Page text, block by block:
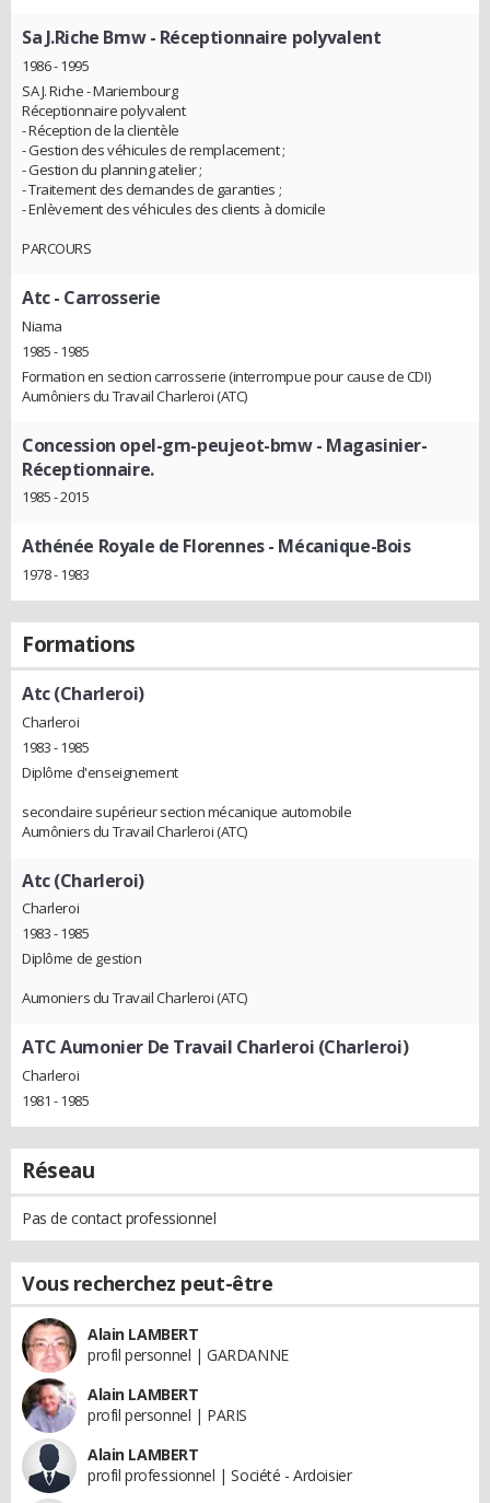
Sa J.Riche Bmw- Réceptionnaire polyvalent
1986 - 1995
SA J. Riche - Mariembourg
Réceptionnaire polyvalent
- Réception de la clientèle
- Gestion des véhicules de remplacement ;
- Gestion du planning atelier ;
- Traitement des demandes de garanties ;
- Enlèvement des véhicules des clients à domicile
PARCOURS
Atc- Carrosserie
Niama
1985 - 1985
Formation en section carrosserie (interrompue pour cause de CDI)
Aumôniers du Travail Charleroi (ATC)
Concession opel-gm-peujeot-bmw- Magasinier-
Réceptionnaire.
1985 - 2015
Athénée Royale de Florennes- Mécanique-Bois
1978 - 1983
Formations
Atc (Charleroi)
Charleroi
1983 - 1985
Diplôme d'enseignement
secondaire supérieur section mécanique automobile
Aumôniers du Travail Charleroi (ATC)
Atc (Charleroi)
Charleroi
1983 - 1985
Diplôme de gestion
Aumoniers du Travail Charleroi (ATC)
ATC Aumonier De Travail Charleroi (Charleroi)
Charleroi
1981 - 1985
Réseau
Pas de contact professionnel
Vous recherchez peut-être
Alain LAMBERT
profil personnel | GARDANNE
Alain LAMBERT
profil personnel | PARIS
Alain LAMBERT
profil professionnel | Société - Ardoisier